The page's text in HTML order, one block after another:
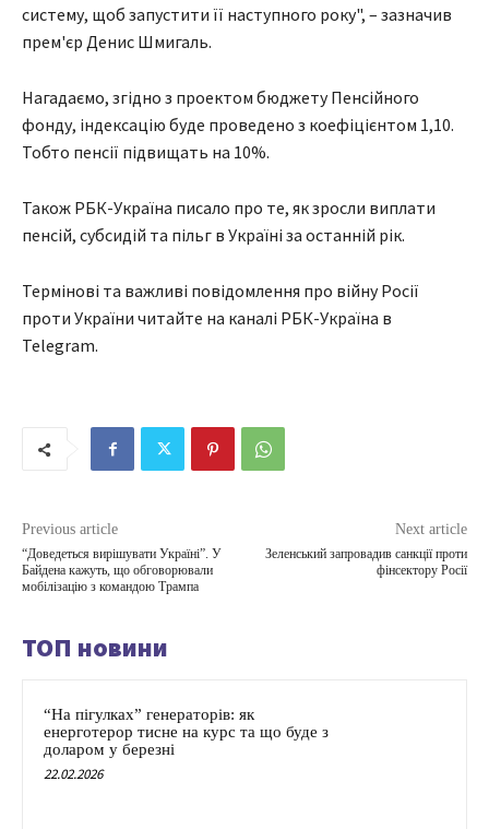
систему, щоб запустити її наступного року", – зазначив
прем'єр Денис Шмигаль.
Нагадаємо, згідно з проектом бюджету Пенсійного
фонду, індексацію буде проведено з коефіцієнтом 1,10.
Тобто пенсії підвищать на 10%.
Також РБК-Україна писало про те, як зросли виплати
пенсій, субсидій та пільг в Україні за останній рік.
Термінові та важливі повідомлення про війну Росії
проти України читайте на каналі РБК-Україна в
Telegram.
Previous article
“Доведеться вирішувати Україні”. У
Байдена кажуть, що обговорювали
мобілізацію з командою Трампа
Next article
Зеленський запровадив санкції проти
фінсектору Росії
ТОП новини
“На пігулках” генераторів: як
енерготерор тисне на курс та що буде з
доларом у березні
22.02.2026